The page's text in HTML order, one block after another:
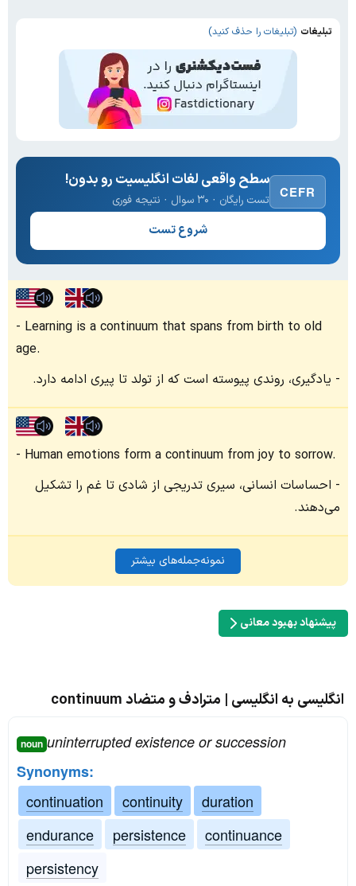
تبلیغات (تبلیغات را حذف کنید)
CEFR
سطح واقعی لغات انگلیسیت رو بدون!
تست رایگان · ۳۰ سوال · نتیجه فوری
شروع تست
Learning is a continuum that spans from birth to old
age.
یادگیری، روندی پیوسته است که از تولد تا پیری ادامه دارد.
Human emotions form a continuum from joy to sorrow.
احساسات انسانی، سیری تدریجی از شادی تا غم را تشکیل
می‌دهند.
نمونه‌جمله‌های بیشتر
پیشنهاد بهبود معانی
انگلیسی به انگلیسی | مترادف و متضاد continuum
noun uninterrupted existence or succession
Synonyms:
continuation
continuity
duration
endurance
persistence
continuance
persistency